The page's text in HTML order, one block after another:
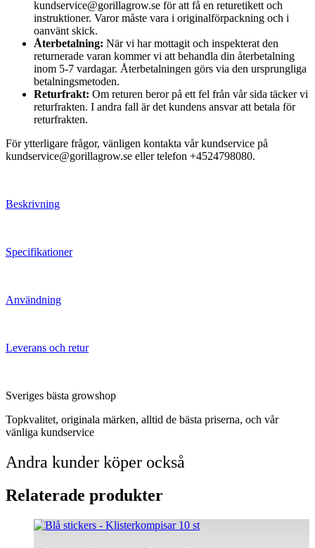
kundservice@gorillagrow.se för att få en returetikett och
instruktioner. Varor måste vara i originalförpackning och i
oanvänt skick.
Återbetalning: När vi har mottagit och inspekterat den
returnerade varan kommer vi att behandla din återbetalning
inom 5-7 vardagar. Återbetalningen görs via den ursprungliga
betalningsmetoden.
Returfrakt: Om returen beror på ett fel från vår sida täcker vi
returfrakten. I andra fall är det kundens ansvar att betala för
returfrakten.
För ytterligare frågor, vänligen kontakta vår kundservice på
kundservice@gorillagrow.se eller telefon +4524798080.
Beskrivning
Specifikationer
Användning
Leverans och retur
Sveriges bästa growshop
Topkvalitet, originala märken, alltid de bästa priserna, och vår
vänliga kundservice
Andra kunder köper också
Relaterade produkter